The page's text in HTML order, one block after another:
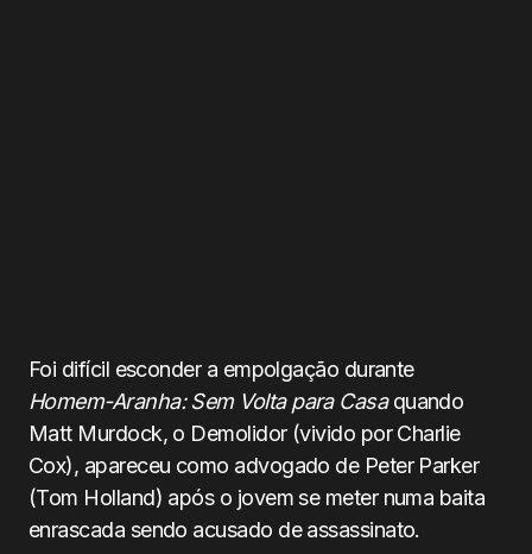
Foi difícil esconder a empolgação durante
Homem-Aranha: Sem Volta para Casaquando
Matt Murdock, o Demolidor (vivido por Charlie
Cox), apareceu como advogado de Peter Parker
(Tom Holland) após o jovem se meter numa baita
enrascada sendo acusado de assassinato.